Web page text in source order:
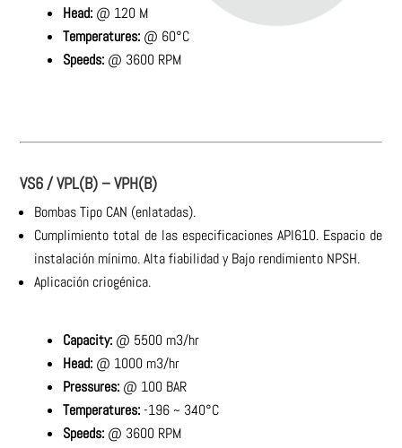
Head: @ 120 M
Temperatures: @ 60°C
Speeds: @ 3600 RPM
VS6 / VPL(B) – VPH(B)
Bombas Tipo CAN (enlatadas).
Cumplimiento total de las especificaciones API610. Espacio de
instalación mínimo. Alta fiabilidad y Bajo rendimiento NPSH.
Aplicación criogénica.
Capacity: @ 5500 m3/hr
Head: @ 1000 m3/hr
Pressures: @ 100 BAR
Temperatures:-196 ~ 340°C
Speeds: @ 3600 RPM